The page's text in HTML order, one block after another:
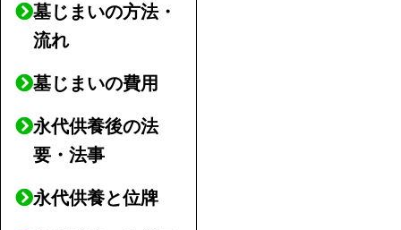
墓じまいの方法・
流れ
墓じまいの費用
永代供養後の法
要・法事
永代供養と位牌